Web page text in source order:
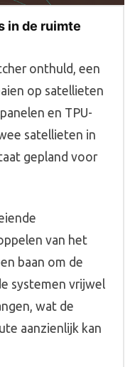
in de ruimte
onthuld, een
op satellieten
en TPU-
satellieten in
gepland voor
van het
baan om de
systemen vrijwel
wat de
aanzienlijk kan